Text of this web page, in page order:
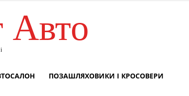
Авто
ПОЗАШЛЯХОВИКИ І КРОСОВЕРИ